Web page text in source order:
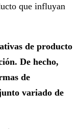
que influyan
de producto
De hecho,
de
variado de